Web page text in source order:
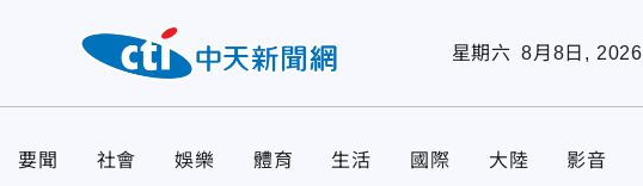
星期六 8月8日, 2026
要聞 社會 娛樂 體育 生活 國際 大陸 影音